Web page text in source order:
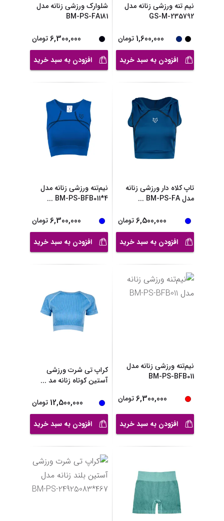
نیم تنه ورزشی زنانه مدل
GS-M-235792
1,600,000 تومان
افزودن به سبد خرید
شلوارک ورزشی زنانه مدل
BM-PS-FA181
6,300,000تومان
افزودن به سبد خرید
تاپ کلاه‌ دار ورزشی زنانه
مدل BM-PS-FA
...
6,500,000تومان
افزودن به سبد خرید
نیم‌تنه ورزشی زنانه مدل
BM-PS-BFB011*4
...
6,300,000تومان
افزودن به سبد خرید
نیم‌تنه ورزشی زنانه مدل
BM-PS-BFB011
6,300,000تومان
افزودن به سبد خرید
کراپ تی شرت ورزشی
آستین کوتاه زنانه مد ...
12,500,000 تومان
افزودن به سبد خرید